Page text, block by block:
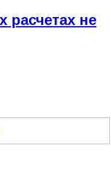
расчетах не